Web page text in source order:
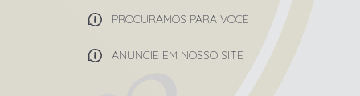
PROCURAMOS PARA VOCÊ
ANUNCIE EM NOSSO SITE